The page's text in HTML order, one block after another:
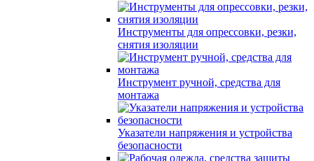
Инструменты для опрессовки, резки,
снятия изоляции
Инструмент ручной, средства для
монтажа
Указатели напряжения и устройства
безопасности